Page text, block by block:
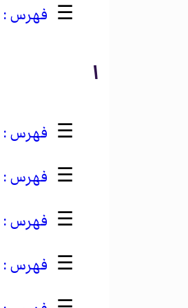
☰
ا
☰
☰
☰
☰